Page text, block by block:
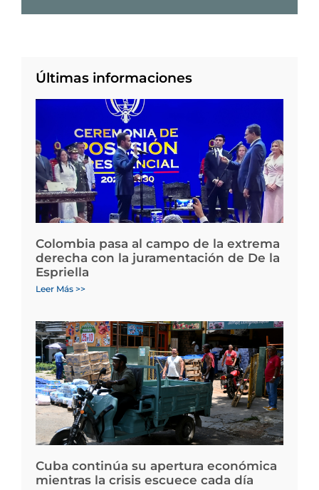
Últimas informaciones
Colombia pasa al campo de la extrema
derecha con la juramentación de De la
Espriella
Leer Más >>
Cuba continúa su apertura económica
mientras la crisis escuece cada día